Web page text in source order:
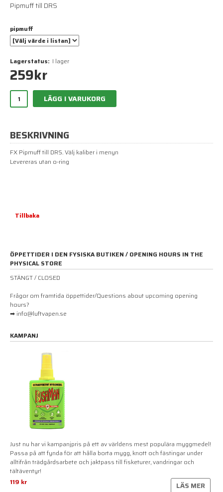
Pipmuff till DRS
pipmuff
Lagerstatus: I lager
259kr
LÄGG I VARUKORG
BESKRIVNING
FX Pipmuff till DRS. Välj kaliber i menyn
Levereras utan o-ring
Tillbaka
ÖPPETTIDER I DEN FYSISKA BUTIKEN / OPENING HOURS IN THE
PHYSICAL STORE
STÄNGT / CLOSED
Frågor om framtida öppettider/Questions about upcoming opening
hours?
➡ info@luftvapen.se
KAMPANJ
Just nu har vi kampanjpris på ett av världens mest populära myggmedel!
Passa på att fynda för att hålla borta mygg, knott och fästingar under
alltifrån trädgårdsarbete och jaktpass till fisketurer, vandringar och
tältäventyr!
119 kr
LÄS MER